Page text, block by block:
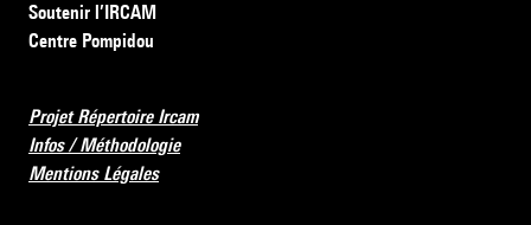
Soutenir l’IRCAM
Centre Pompidou
Projet Répertoire Ircam
Infos / Méthodologie
Mentions Légales